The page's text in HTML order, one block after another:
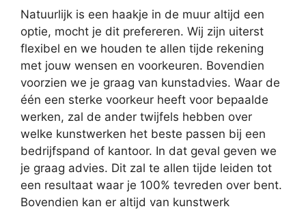
Natuurlijk is een haakje in de muur altijd een
optie, mocht je dit prefereren. Wij zijn uiterst
flexibel en we houden te allen tijde rekening
met jouw wensen en voorkeuren. Bovendien
voorzien we je graag van kunstadvies. Waar de
één een sterke voorkeur heeft voor bepaalde
werken, zal de ander twijfels hebben over
welke kunstwerken het beste passen bij een
bedrijfspand of kantoor. In dat geval geven we
je graag advies. Dit zal te allen tijde leiden tot
een resultaat waar je 100% tevreden over bent.
Bovendien kan er altijd van kunstwerk